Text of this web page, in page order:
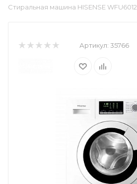
Стиральная машина HISENSE WFU6012
Артикул: 35766